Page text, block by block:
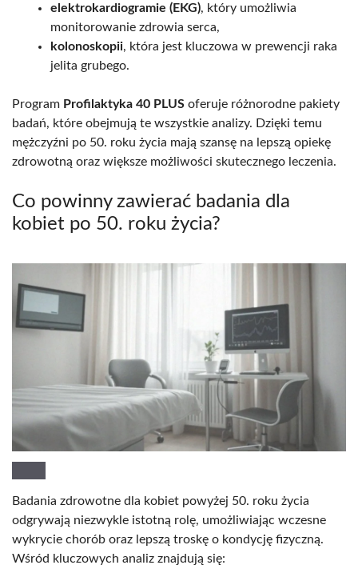
elektrokardiogramie (EKG), który umożliwia
monitorowanie zdrowia serca,
kolonoskopii, która jest kluczowa w prewencji raka
jelita grubego.
Program Profilaktyka 40 PLUS oferuje różnorodne pakiety
badań, które obejmują te wszystkie analizy. Dzięki temu
mężczyźni po 50. roku życia mają szansę na lepszą opiekę
zdrowotną oraz większe możliwości skutecznego leczenia.
Co powinny zawierać badania dla
kobiet po 50. roku życia?
Badania zdrowotne dla kobiet powyżej 50. roku życia
odgrywają niezwykle istotną rolę, umożliwiając wczesne
wykrycie chorób oraz lepszą troskę o kondycję fizyczną.
Wśród kluczowych analiz znajdują się: